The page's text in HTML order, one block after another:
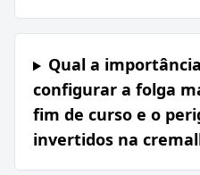
Qual a
configurar a folga
fim de curso e o
invertidos na